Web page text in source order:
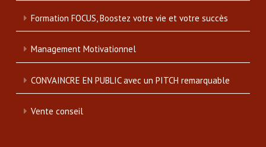
Formation FOCUS, Boostez votre vie et votre succès
Management Motivationnel
CONVAINCRE EN PUBLIC avec un PITCH remarquable
Vente conseil